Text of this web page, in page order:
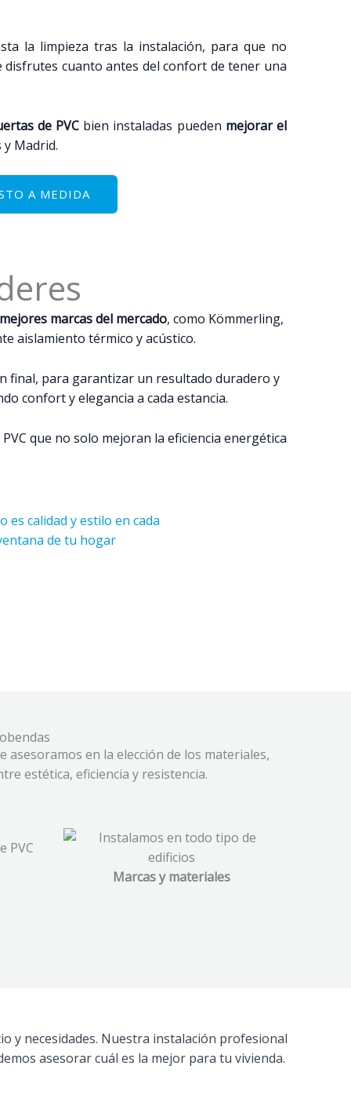
la limpieza tras la instalación, para que no
cuanto antes del confort de tener una
de PVC bien instaladas pueden mejorar el
Madrid.
A MEDIDA
marcas del mercado, como Kömmerling,
aislamiento térmico y acústico.
final, para garantizar un resultado duradero y
confort y elegancia a cada estancia.
que no solo mejoran la eficiencia energética
en la elección de los materiales,
estética, eficiencia y resistencia.
Marcas y materiales
y necesidades. Nuestra instalación profesional
asesorar cuál es la mejor para tu vivienda.